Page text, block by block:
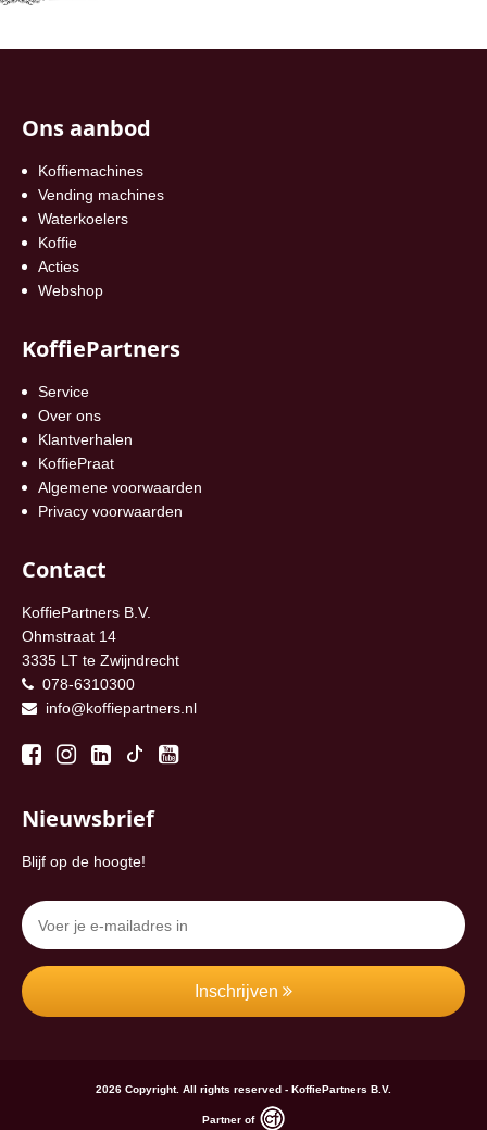
Ons aanbod
Koffiemachines
Vending machines
Waterkoelers
Koffie
Acties
Webshop
KoffiePartners
Service
Over ons
Klantverhalen
KoffiePraat
Algemene voorwaarden
Privacy voorwaarden
Contact
KoffiePartners B.V.
Ohmstraat 14
3335 LT te Zwijndrecht
078-6310300
info@koffiepartners.nl
Nieuwsbrief
Blijf op de hoogte!
Inschrijven
2026 Copyright. All rights reserved - KoffiePartners B.V.
Partner of